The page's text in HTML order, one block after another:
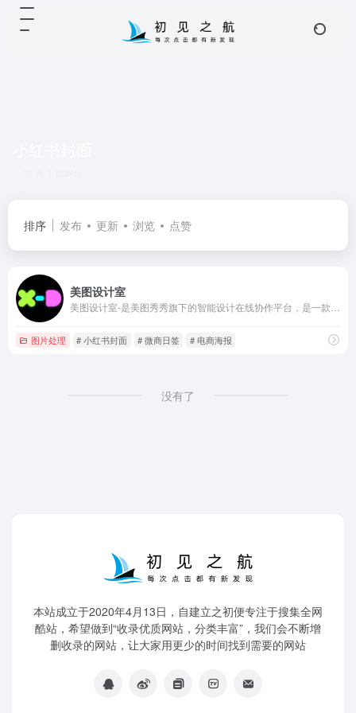
排序 发布 更新 浏览 点赞
美图设计室
图片处理 # 小红书封面 # 微商日签 # 电商海报
没有了
本站成立于2020年4月13日，自建立之初便专注于搜集全网
酷站，希望做到“收录优质网站，分类丰富”，我们会不断增
删收录的网站，让大家用更少的时间找到需要的网站